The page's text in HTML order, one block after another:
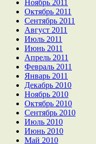
Ноябрь 2011
Октябрь 2011
Сентябрь 2011
Август 2011
Июль 2011
Июнь 2011
Апрель 2011
Февраль 2011
Январь 2011
Декабрь 2010
Ноябрь 2010
Октябрь 2010
Сентябрь 2010
Июль 2010
Июнь 2010
Май 2010